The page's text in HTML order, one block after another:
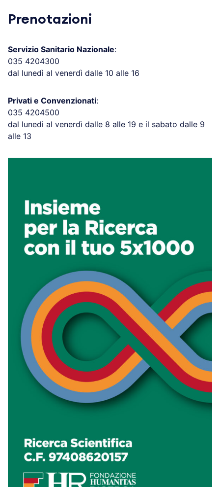
Prenotazioni
Servizio Sanitario Nazionale:
035 4204300
dal lunedì al venerdì dalle 10 alle 16
Privati e Convenzionati:
035 4204500
dal lunedì al venerdì dalle 8 alle 19 e il sabato dalle 9
alle 13